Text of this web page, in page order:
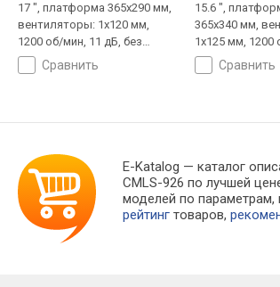
17 ", платформа 365x290 мм,
вентиляторы: 1х120 мм,
1200 об/мин, 11 дБ, без
регулировки наклона,
подсветка, 365x290x54 мм
сравнить
15.6 ",
365x340 мм,
1х125 мм, 1200
подсветка,
сравнить
E-Katalog — каталог
CMLS-926 по лучшей
моделей по
рейтинг товаров,